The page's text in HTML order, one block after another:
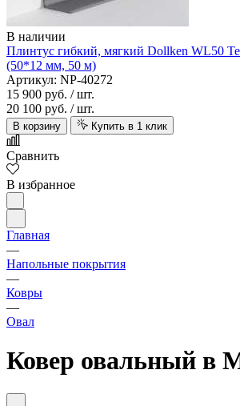
В наличии
Плинтус гибкий, мягкий Dollken WL50
(50*12 мм, 50 м)
Артикул: NP-40272
15 900 руб. / шт.
20 100 руб. / шт.
В корзину Купить в 1 клик
Сравнить
В избранное
Главная
—
Напольные покрытия
—
Ковры
—
Овал
Ковер овальный в